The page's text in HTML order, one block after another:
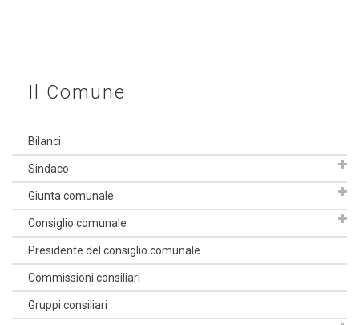
Il Comune
Bilanci
Sindaco
Giunta comunale
Consiglio comunale
Presidente del consiglio comunale
Commissioni consiliari
Gruppi consiliari